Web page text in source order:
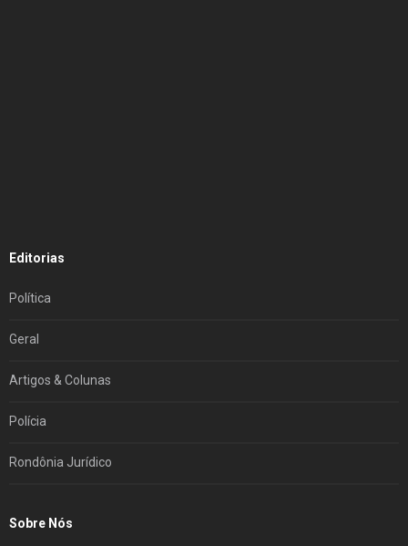
Editorias
Política
Geral
Artigos & Colunas
Polícia
Rondônia Jurídico
Sobre Nós